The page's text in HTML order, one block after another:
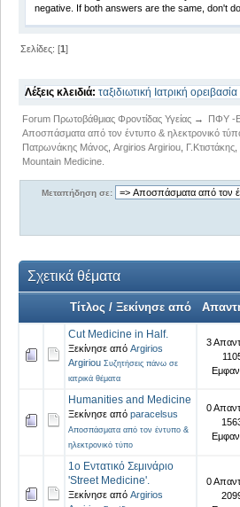
negative. If both answers are the same, don't
Σελίδες: [1]
Λέξεις κλειδιά: ταξιδιωτική Ιατρική ορειβασία
Forum Πρωτοβάθμιας Φροντίδας Υγείας→ ΠΦΥ -
Αποσπάσματα από τον έντυπο & ηλεκτρονικό
Πατρωνάκης Μάνος, Argirios Argiriou, Γ.Κτιστάκης,
Mountain Medicine.
Μεταπήδηση σε:
Σχετικά θέματα
Τίτλος / Ξεκίνησε από
Cut Medicine in Half.
Ξεκίνησε από Argirios
Argiriou Συζητήσεις πάνω σε
ιατρικά θέματα
3
Humanities and Medicine
Ξεκίνησε από paracelsus
Αποσπάσματα από τον έντυπο &
ηλεκτρονικό τύπο
0
1ο Εντατικό Σεμινάριο
'Street Medicine'.
Ξεκίνησε από Argirios
0